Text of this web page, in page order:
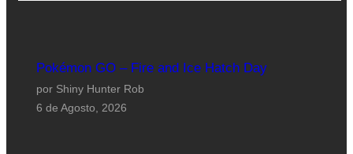
Pokémon GO – Fire and Ice Hatch Day
por Shiny Hunter Rob
6 de Agosto, 2026